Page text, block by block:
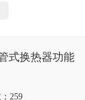
式换热器功能
259